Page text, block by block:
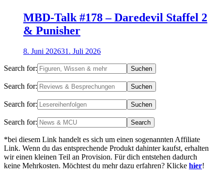
MBD-Talk #178 – Daredevil Staffel 2
& Punisher
8. Juni 202631. Juli 2026
Search for:
Search for:
Search for:
Search for:
*bei diesem Link handelt es sich um einen sogenannten Affiliate
Link. Wenn du das entsprechende Produkt dahinter kaufst, erhalten
wir einen kleinen Teil an Provision. Für dich entstehen dadurch
keine Mehrkosten. Möchtest du mehr dazu erfahren? Klicke hier!